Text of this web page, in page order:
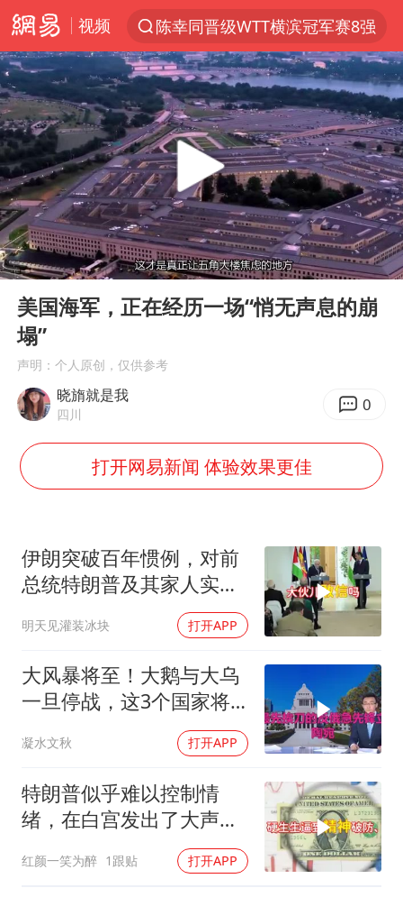
视频
陈幸同晋级WTT横滨冠军赛8强
上半年我国机械工业经济运行稳中有进
我国货物贸易进出口超30万亿元
佛山通报笔试前13被淘汰后5名进体检
河南撤回“领导带薪错峰休假”通知
四川宜宾市高县发生4.9级地震
台风白海豚加强
超颖电子拟投资20.86亿建设新项目
向鹏0-3不敌张本智和
“立秋的第一杯奶茶”又爆单了
泰国枪击案凶手先杀祖父母后行凶
宇树科技中一签需缴款7.54万元
国防部：坚决反制任何闹海挑衅图谋
“新疆阿勒泰八月能滑雪”不实
福建泉州市委书记张毅恭被查
山东潍坊发布大风黄色预警
东方之约 相约未来
Play
00:00 04:04
美国海军，正在经历一场“悄无声息的崩
塌”
声明：个人原创，仅供参考
晓旓就是我
四川 0
打开网易新闻 体验效果更佳
伊朗突破百年惯例，对前
总统特朗普及其家人实施
明天见灌装冰块 打开APP
大风暴将至！大鹅与大乌
一旦停战，这3个国家将
凝水文秋 打开APP
特朗普似乎难以控制情
绪，在白宫发出了大声咒
红颜一笑为醉 1跟贴 打开APP